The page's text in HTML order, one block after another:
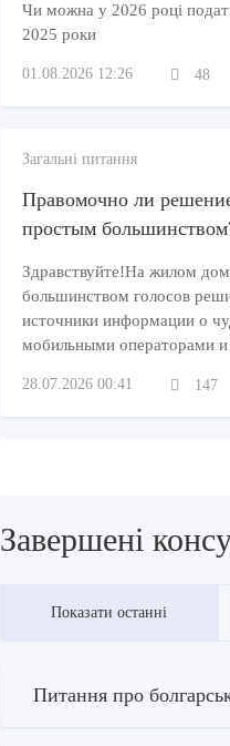
Чи можна у 2026 році
2025 роки
01.08.2026 12:26 48
Загальні питання
Правомочно ли
простым
Здравствуйте!На жилом
большинством голосов
источники информации о
мобильными операторами
28.07.2026 00:41 147
Завершені
Показати останні
Питання про